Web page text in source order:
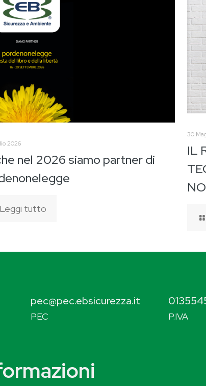
2026
nel 2026 siamo partner di
Leggi tutto
30
IL
pec@pec.ebsicurezza.it
PEC P.IVA